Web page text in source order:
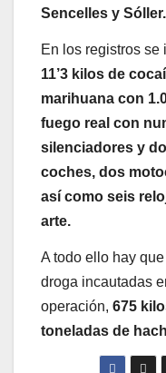
Sencelles y Sóller.
En los registros se
11’3 kilos de
marihuana con
fuego real con
silenciadores y
coches, dos
así como seis
arte.
A todo ello hay
droga incautadas
operación, 675
toneladas de